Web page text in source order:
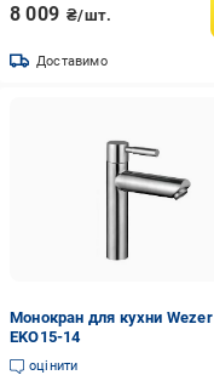
8 009 ₴/шт.
Доставимо
Монокран для кухни Wezer
EKO15-14
оцінити